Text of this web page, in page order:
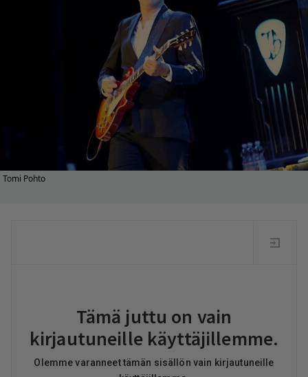
Tomi Pohto